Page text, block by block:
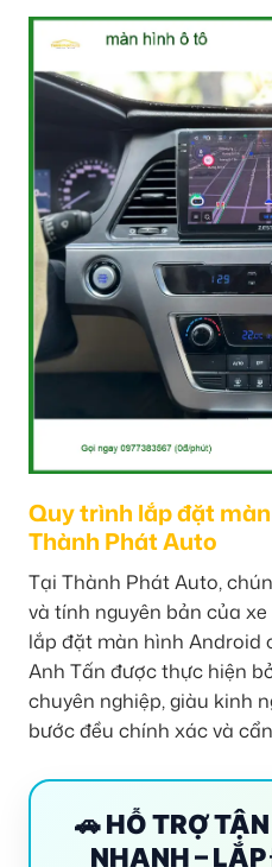
Quy trình lắp đặt
Thành Phát Auto
Tại Thành Phát Auto,
và tính nguyên bản của
lắp đặt màn hình Android
Anh Tấn được thực hiện
chuyên nghiệp, giàu kinh
bước đều chính xác và
🚗 HỖ TRỢ
NHANH –